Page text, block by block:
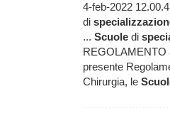
4-feb-2022
di
... Scuole di
REGOLAMENTO
presente
Chirurgia, le